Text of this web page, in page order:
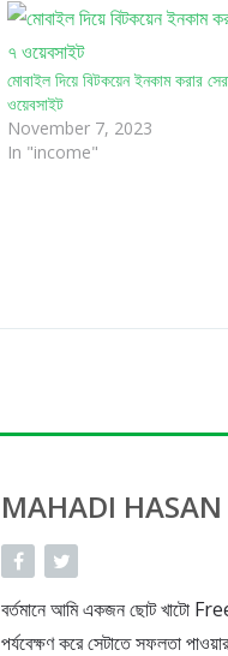
মোবাইল দিয়ে বিটকয়েন ইনকাম করার
ওয়েবসাইট
November 7, 2023
In "income"
MAHADI HASAN
বর্তমানে আমি একজন ছোট খাটো
পর্যবেক্ষণ করে সেটাতে সফলতা